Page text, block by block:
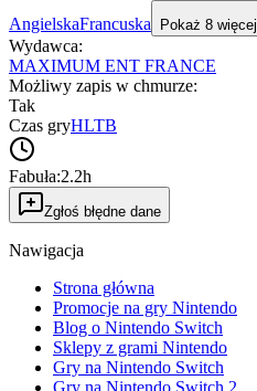
AngielskaFrancuska Pokaż 8 więcej
Wydawca:
MAXIMUM ENT FRANCE
Możliwy zapis w chmurze:
Tak
Czas gryHLTB
Fabuła:2.2h
Zgłoś błędne dane
Nawigacja
Strona główna
Promocje na gry Nintendo
Blog o Nintendo Switch
Sklepy z grami Nintendo
Gry na Nintendo Switch
Gry na Nintendo Switch 2